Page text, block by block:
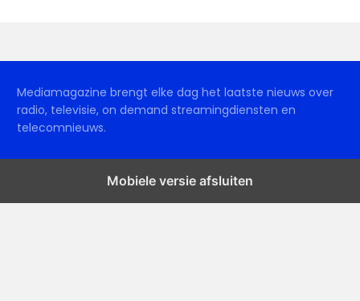
Mediamagazine brengt elke dag het laatste nieuws over
radio, televisie, on demand streamingdiensten en
telecomnieuws.
Mobiele versie afsluiten